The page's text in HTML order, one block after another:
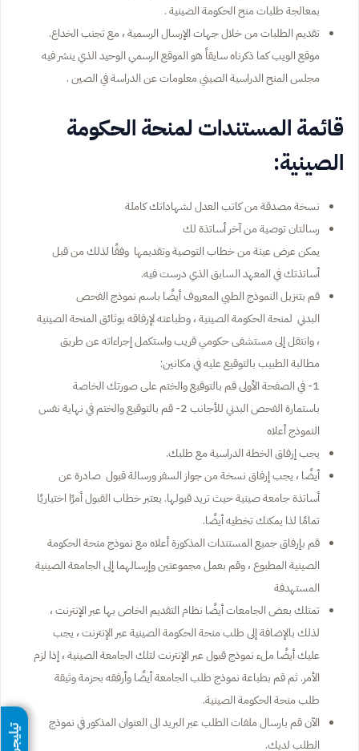
بمعالجة طلبات منح الحكومة الصينية .
تقديم الطلبات من خلال جهات الإرسال الرسمية ، مع تجنب الخداع.
موقع الويب كما ذكرناه سايقاً هو الموقع الرسمي الوحيد الذي ينشر فيه
مجلس المنح الدراسية الصيني معلومات عن الدراسة في الصين .
قائمة المستندات لمنحة الحكومة
الصينية:
نسخة مصدقة من كاتب العدل لشهاداتك كاملة
رسالتان توصية من آخر أساتذة لك
يمكن عرض عينة من خطاب التوصية وتقديمها وفقًا لذلك من قبل
أساتذتك في المعهد السابق الذي درست فيه.
قم بتنزيل النموذج الطبي المعروف أيضًا باسم نموذج الفحص
البدني لمنحة الحكومة الصينية ، وطباعته لإرفاقه بوثائق المنحة الصينية
، وانتقل إلى مستشفى حكومي قريب واستكمل إجراءاته عن طريق
مطالبة الطبيب بالتوقيع عليه في مكانين:
1- في الصفحة الأولى قم بالتوقيع والختم على صورتك الخاصة
باستمارة الفحص البدني للأجانب 2- قم بالتوقيع والختم في نهاية نفس
النموذج أعلاه
يجب إرفاق الخطة الدراسية مع طلبك.
أيضًا ، يجب إرفاق نسخة من جواز السفر ورسالة قبول صادرة عن
أساتذة جامعة صينية حيث تريد قبولها. يعتبر خطاب القبول أمرًا اختياريًا
تمامًا لذا يمكنك تخطيه أيضًا.
قم بإرفاق جميع المستندات المذكورة أعلاه مع نموذج منحة الحكومة
الصينية المطبوع ، وقم بعمل مجموعتين وإرسالهما إلى الجامعة الصينية
المستهدفة
تمتلك بعض الجامعات أيضًا نظام التقديم الخاص بها عبر الإنترنت ،
لذلك بالإضافة إلى طلب منحة الحكومة الصينية عبر الإنترنت ، يجب
عليك أيضًا ملء نموذج قبول عبر الإنترنت لتلك الجامعة الصينية ، إذا لزم
الأمر. ثم قم بطباعة نموذج طلب الجامعة أيضًا وأرفقه بحزمة وثيقة
طلب منحة الحكومة الصينية.
الآن قم بارسال ملفات الطلب عبر البريد الى العنوان المذكور في نموذج
الطلب لديك.